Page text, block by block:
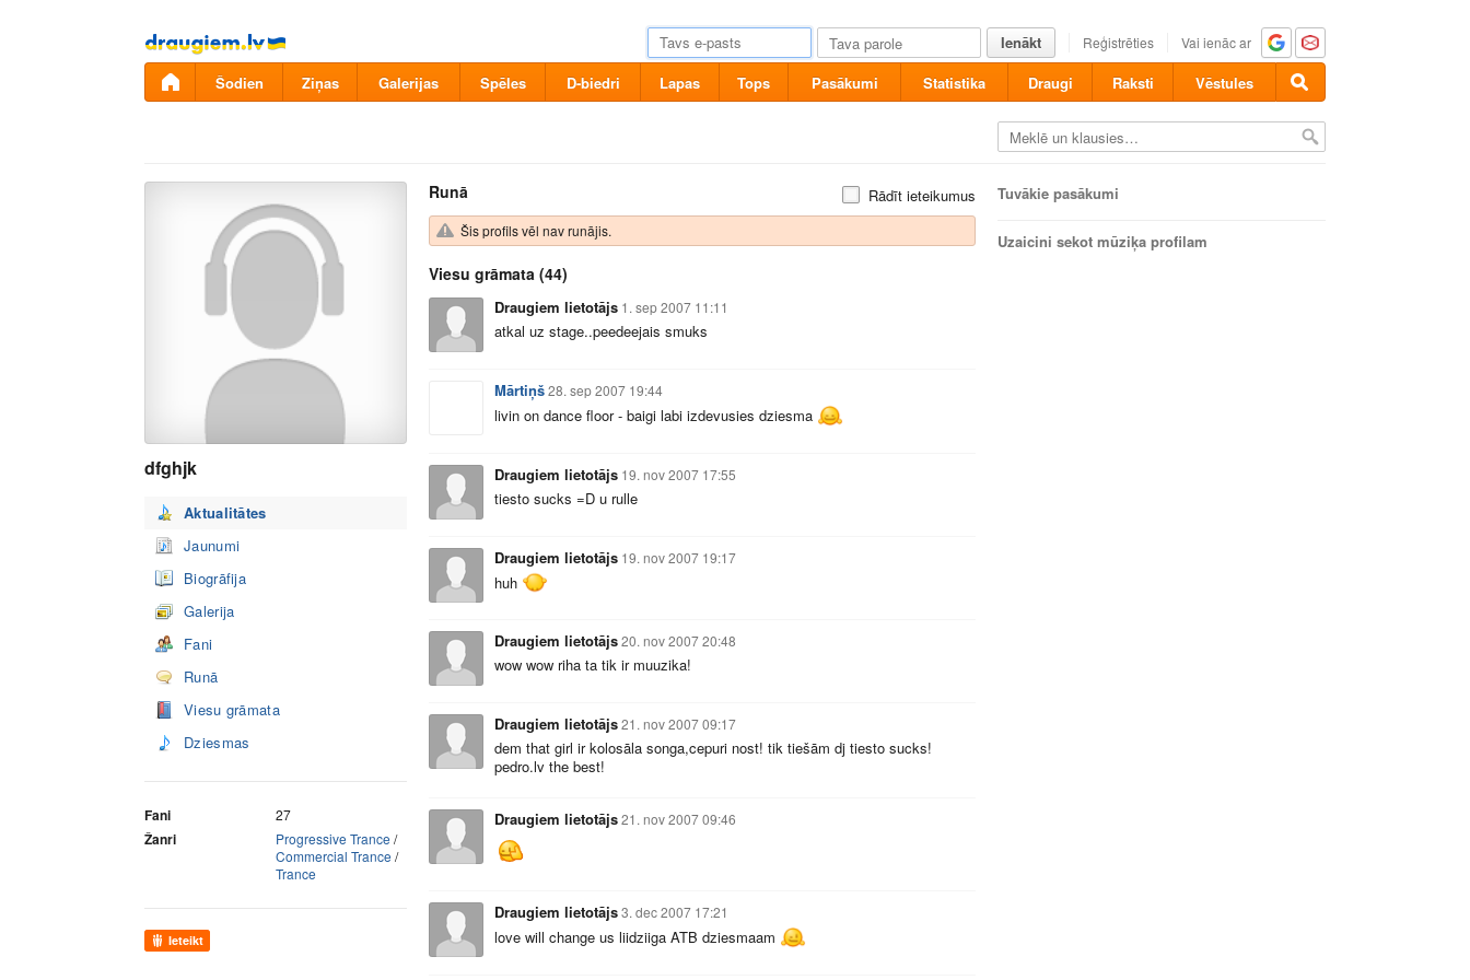
Pāriet
uz
saturu
Ienākt Reģistrēties Vai ienāc ar
Šodien Ziņas Galerijas Spēles D-biedri Lapas Tops Pasākumi Statistika Draugi Raksti Vēstules
dfghjk
Aktualitātes
Jaunumi
Biogrāfija
Galerija
Fani
Runā
Viesu grāmata
Dziesmas
Fani 27
Žanri Progressive Trance /
Commercial Trance /
Trance
Ieteikt
Runā Rādīt ieteikumus
Šis profils vēl nav runājis.
Viesu grāmata (44)
Draugiem lietotājs 1. sep 2007 11:11
atkal uz stage..peedeejais smuks
Mārtiņš28. sep 2007 19:44
livin on dance floor - baigi labi izdevusies dziesma
Draugiem lietotājs 19. nov 2007 17:55
tiesto sucks =D u rulle
Draugiem lietotājs 19. nov 2007 19:17
huh
Draugiem lietotājs20. nov 2007 20:48
wow wow riha ta tik ir muuzika!
Draugiem lietotājs21. nov 2007 09:17
dem that girl ir kolosāla songa,cepuri nost! tik tiešām dj tiesto sucks!
pedro.lv the best!
Draugiem lietotājs21. nov 2007 09:46
Draugiem lietotājs3. dec 2007 17:21
love will change us liidziiga ATB dziesmaam
Tuvākie pasākumi
Uzaicini sekot mūziķa profilam